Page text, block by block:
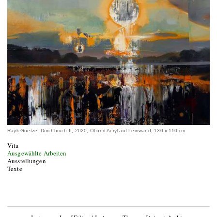
Rayk Goetze: Durchbruch II, 2020, Öl und Acryl auf Leinwand, 130 x 110 cm
Vita
Ausgewählte Arbeiten
Ausstellungen
Texte